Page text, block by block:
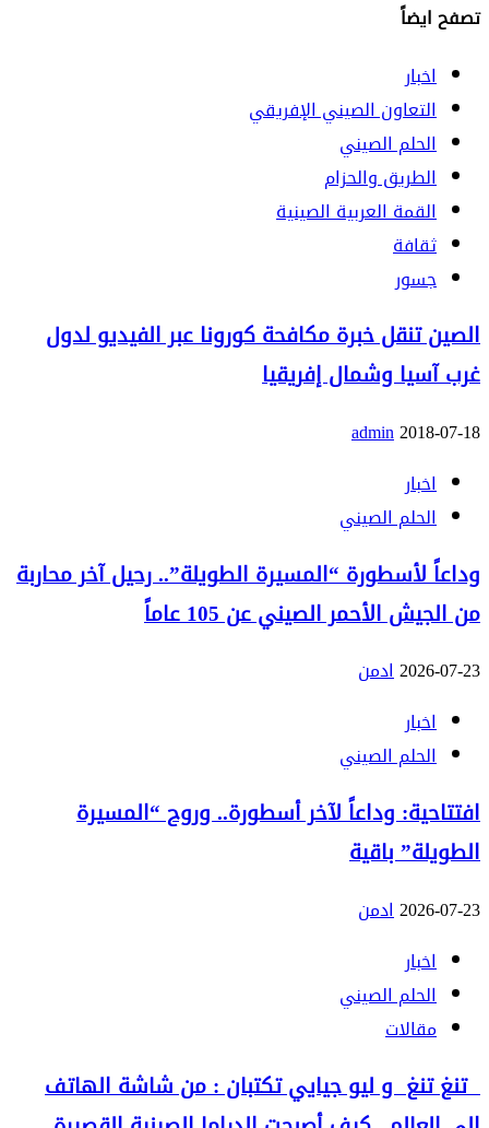
تصفح ايضاً
اخبار
التعاون الصيني الإفريقي
الحلم الصيني
الطريق والحزام
القمة العربية الصينية
ثقافة
جسور
الصين تنقل خبرة مكافحة كورونا عبر الفيديو لدول
غرب آسيا وشمال إفريقيا
2018-07-18
admin
اخبار
الحلم الصيني
وداعاً لأسطورة “المسيرة الطويلة”.. رحيل آخر محاربة
من الجيش الأحمر الصيني عن 105 عاماً
2026-07-23ادمن
اخبار
الحلم الصيني
افتتاحية: وداعاً لآخر أسطورة.. وروح “المسيرة
الطويلة” باقية
2026-07-23ادمن
اخبار
الحلم الصيني
مقالات
تنغ تنغ و ليو جيايي تكتبان : من شاشة الهاتف